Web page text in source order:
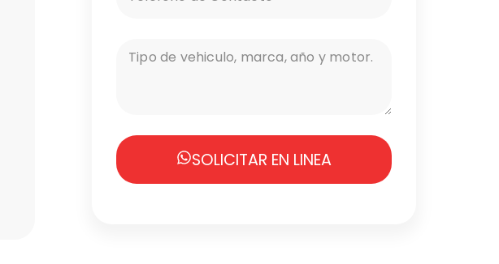
SOLICITAR EN LINEA